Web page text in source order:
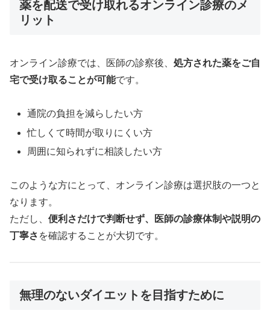
薬を配送で受け取れるオンライン診療のメ
リット
オンライン診療では、医師の診察後、 処方された薬をご自
宅で受け取ることが可能です。
通院の負担を減らしたい方
忙しくて時間が取りにくい方
周囲に知られずに相談したい方
このような方にとって、オンライン診療は選択肢の一つと
なります。
ただし、 便利さだけで判断せず、医師の診療体制や説明の
丁寧さ を確認することが大切です。
無理のないダイエットを目指すために